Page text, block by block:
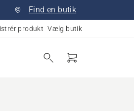
Find en butik
produkt Vælg butik